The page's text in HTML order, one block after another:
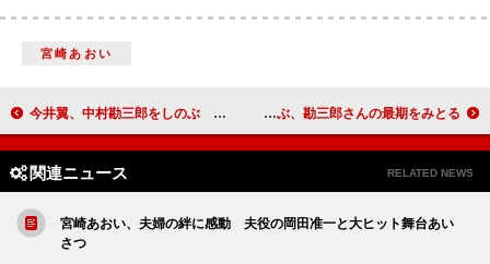
宮崎あおい
今井翼、中村勘三郎をしのぶ 「共演時に『君の芝居は良い』と言っていただけた」 宮沢りえ「私に浮かぶ言葉では表せないくらい、残念」 大竹しのぶ、勘三郎さんの最期をみとる
関連ニュース RELATED NEWS
宮崎あおい、夫婦の絆に感動 夫役の岡田准一と大ヒット舞台あい
さつ